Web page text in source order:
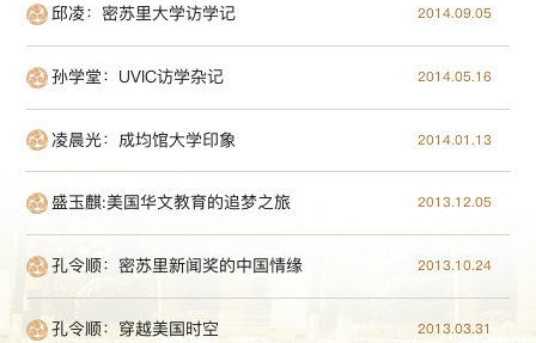
邱凌：密苏里大学访学记 2014.09.05
孙学堂：UVIC访学杂记 2014.05.16
凌晨光：成均馆大学印象 2014.01.13
盛玉麒:美国华文教育的追梦之旅 2013.12.05
孔令顺：密苏里新闻奖的中国情缘 2013.10.24
孔令顺：穿越美国时空 2013.03.31